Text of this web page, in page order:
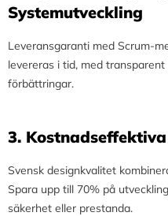
Systemutveckling
Leveransgaranti med Scrum-
levereras i tid, med
förbättringar.
3.⁠
Svensk designkvalitet
Spara upp till 70% på
säkerhet eller prestanda.